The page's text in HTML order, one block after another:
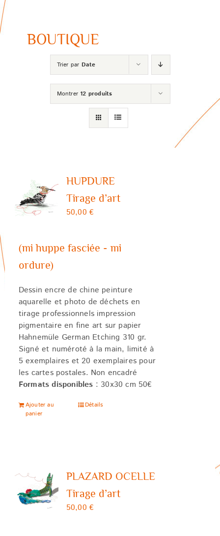
BOUTIQUE
Trier par Date
Montrer 12 produits
HUPDURE
Tirage d’art
50,00 €
(mi huppe fasciée - mi
ordure)
Dessin encre de chine peinture
aquarelle et photo de déchets en
tirage professionnels impression
pigmentaire en fine art sur papier
Hahnemüle German Etching 310 gr.
Signé et numéroté à la main, limité à
5 exemplaires et 20 exemplaires pour
les cartes postales. Non encadré
Formats disponibles : 30x30 cm 50€
Ajouter au
panier
Détails
PLAZARD OCELLE
Tirage d’art
50,00 €